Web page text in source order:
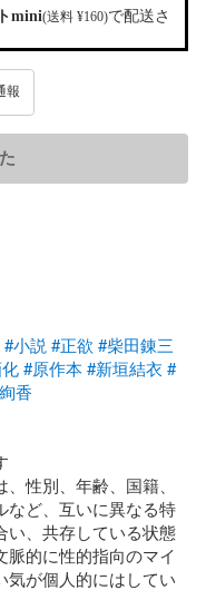
mini(送料 ¥160)で配送さ
報
#小説 #正欲 #柴田錬三
#原作本#新垣結衣 #
香
性別、年齢、国籍、
など、互いに異なる特
い、共存している状態
的に性的指向のマイ
気が個人的にはしてい